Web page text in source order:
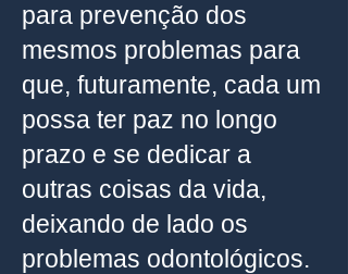
para prevenção dos
mesmos problemas para
que, futuramente, cada um
possa ter paz no longo
prazo e se dedicar a
outras coisas da vida,
deixando de lado os
problemas odontológicos.